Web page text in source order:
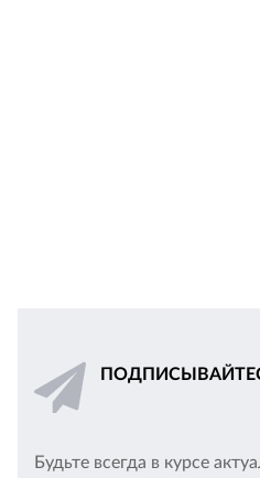
Будьте всегда в курсе